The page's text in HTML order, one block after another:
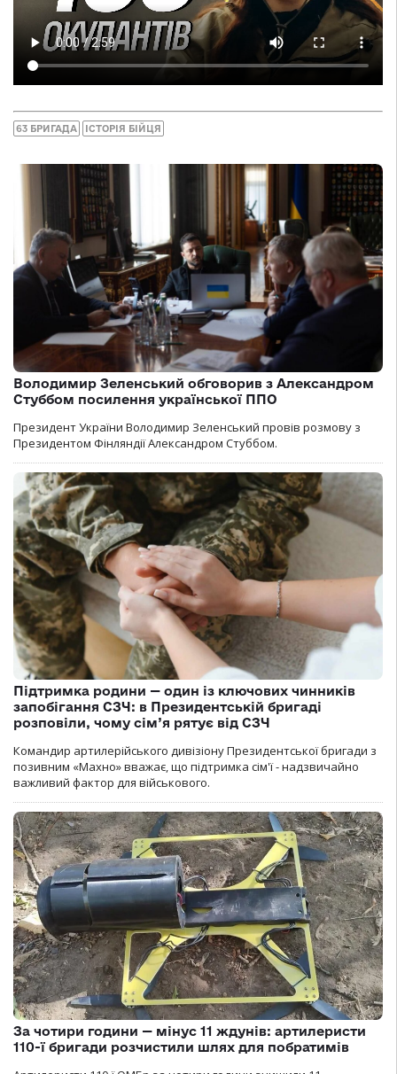
63 БРИГАДА ІСТОРІЯ БІЙЦЯ
Володимир Зеленський обговорив з Александром
Стуббом посилення української ППО
Президент України Володимир Зеленський провів розмову з
Президентом Фінляндії Александром Стуббом.
Підтримка родини — один із ключових чинників
запобігання СЗЧ: в Президентській бригаді
розповіли, чому сім’я рятує від СЗЧ
Командир артилерійського дивізіону Президентської бригади з
позивним «Махно» вважає, що підтримка сім'ї - надзвичайно
важливий фактор для військового.
За чотири години — мінус 11 ждунів: артилеристи
110-ї бригади розчистили шлях для побратимів